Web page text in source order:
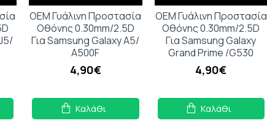
OEM Γυάλινη Προστασία
Οθόνης 0.30mm/2.5D
Για Samsung Galaxy A5/
A500F
4,90€
Καλάθι
OEM Γυάλινη Προστασία
Οθόνης 0.30mm/2.5D
Για Samsung Galaxy
Grand Prime /G530
4,90€
Καλάθι